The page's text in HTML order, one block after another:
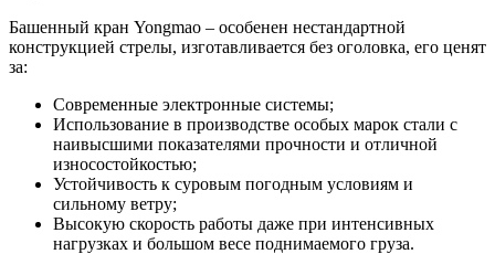
Башенный кран Yongmao – особенен нестандартной
конструкцией стрелы, изготавливается без оголовка, его ценят
за:
Современные электронные системы;
Использование в производстве особых марок стали с
наивысшими показателями прочности и отличной
износостойкостью;
Устойчивость к суровым погодным условиям и
сильному ветру;
Высокую скорость работы даже при интенсивных
нагрузках и большом весе поднимаемого груза.